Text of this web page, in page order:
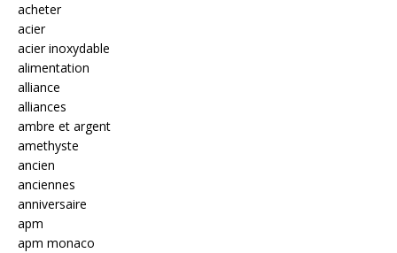
acheter
acier
acier inoxydable
alimentation
alliance
alliances
ambre et argent
amethyste
ancien
anciennes
anniversaire
apm
apm monaco